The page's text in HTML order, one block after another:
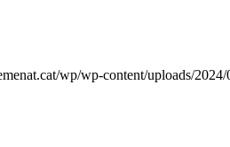
wp/wp-content/uploads/